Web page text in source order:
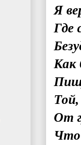
Я
Где
Как
От
Что